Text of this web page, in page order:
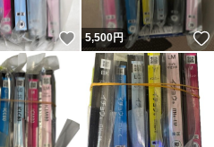
いいね！
5,500円